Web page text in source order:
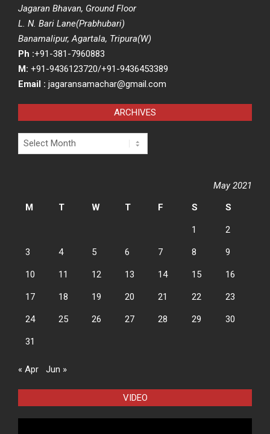
Jagaran Bhavan, Ground Floor
L. N. Bari Lane(Prabhubari)
Banamalipur, Agartala, Tripura(W)
Ph :+91-381-7960883
M: +91-9436123720/+91-9436453389
Email : jagaransamachar@gmail.com
ARCHIVES
Archives
May 2021
M
T W T F S S
1 2
3 4 5 6 7 8 9
10 11 12 13 14 15 16
17 18 19 20 21 22 23
24 25 26 27 28 29 30
31
« Apr Jun »
VIDEO